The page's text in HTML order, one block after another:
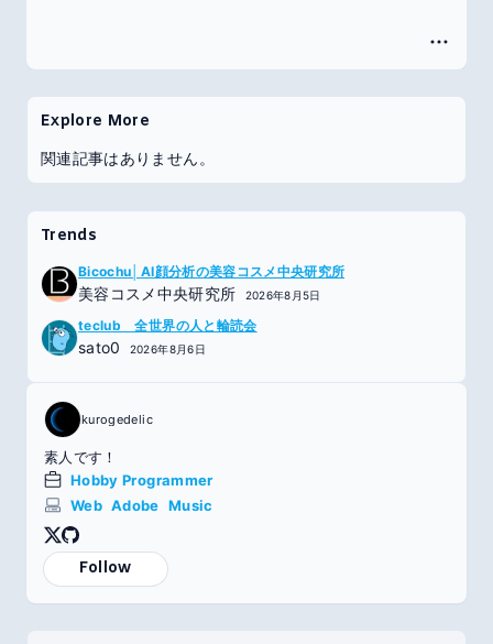
Explore More
関連記事はありません。
Trends
Bicochu│AI顔分析の美容コスメ中央研究所
美容コスメ中央研究所 2026年8月5日
teclub 全世界の人と輪読会
sato0 2026年8月6日
kurogedelic
素人です！
Hobby Programmer
Web Adobe Music
Follow